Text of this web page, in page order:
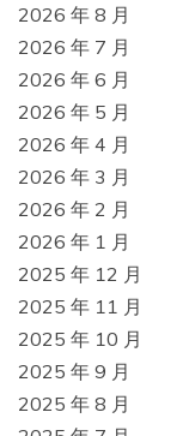
2026 年 8 月
2026 年 7 月
2026 年 6 月
2026 年 5 月
2026 年 4 月
2026 年 3 月
2026 年 2 月
2026 年 1 月
2025 年 12 月
2025 年 11 月
2025 年 10 月
2025 年 9 月
2025 年 8 月